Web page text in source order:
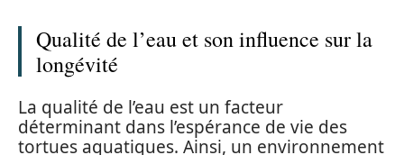
Qualité de l’eau et son influence sur la
longévité
La qualité de l’eau est un facteur
déterminant dans l’espérance de vie des
tortues aquatiques. Ainsi, un environnement